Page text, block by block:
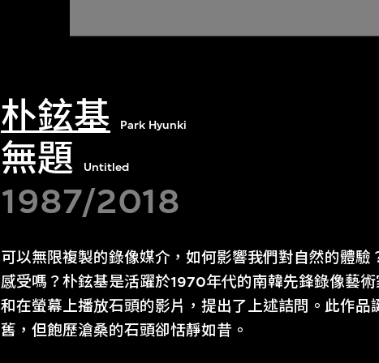
朴鉉基 Park Hyunki
無題 Untitled
1987/2018
可以無限複製的錄像媒介，如何影響我們對自然的體
感受嗎？朴鉉基是活躍於1970年代的南韓先鋒錄像藝
和在螢幕上播放石頭的影片，提出了上述詰問。此作
舊，但飽歷滄桑的石頭卻恬靜如昔。